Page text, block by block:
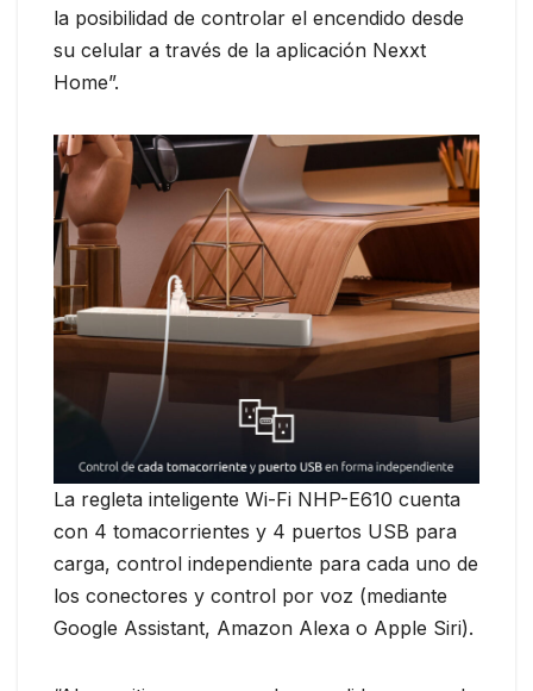
la posibilidad de controlar el encendido desde
su celular a través de la aplicación Nexxt
Home”.
La regleta inteligente Wi-Fi NHP-E610 cuenta
con 4 tomacorrientes y 4 puertos USB para
carga, control independiente para cada uno de
los conectores y control por voz (mediante
Google Assistant, Amazon Alexa o Apple Siri).